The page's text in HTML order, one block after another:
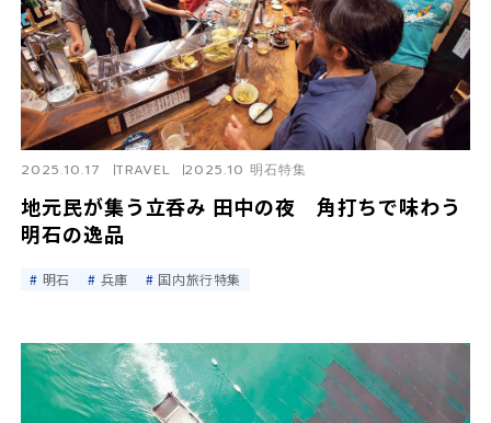
地元民が集う立呑み 田中の夜 角打ちで味わう
明石の逸品
2025.10.17 TRAVEL 2025.10 明石特集
明石 兵庫 国内旅行特集